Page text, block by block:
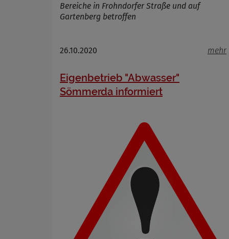
Bereiche in Frohndorfer Straße und auf
Gartenberg betroffen
26.10.2020 mehr
Eigenbetrieb "Abwasser"
Sömmerda informiert
Anbieter